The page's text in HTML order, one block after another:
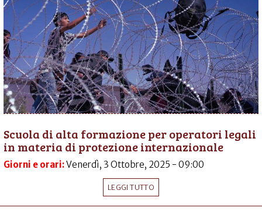
Scuola di alta formazione per operatori legali
in materia di protezione internazionale
Giorni e orari:Venerdì, 3 Ottobre, 2025 - 09:00
LEGGI TUTTO